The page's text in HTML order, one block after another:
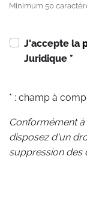
Minimum 50
J'accepte la
Juridique *
* : champ à
Conformément
disposez d'un
suppression des